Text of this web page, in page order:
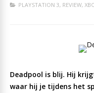
PLAYSTATION 3, REVIEW,
Deadpool is blij. Hij
waar hij je tijdens het